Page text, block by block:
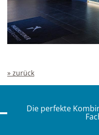
» zurück
Die perfekte